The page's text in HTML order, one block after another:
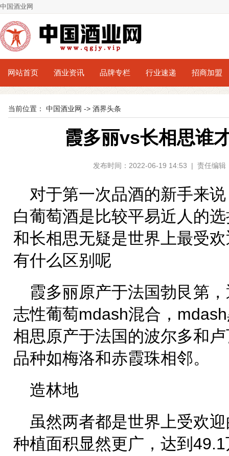
中国酒业网
网站首页 酒业资讯 品牌专栏 行业速递 招商加盟
当前位置： 中国酒业网 -> 酒界头条
霞多丽vs长相思谁
发布时间：2022-06-19 14:53 | 责任编
对于第一次品酒的新手来
白葡萄酒是比较平易近人的
和长相思无疑是世界上最受
有什么区别呢
霞多丽原产于法国勃艮第
志性葡萄mdash混合，
相思原产于法国的波尔多和
品种如梅洛和赤霞珠相邻。
造林地
虽然两者都是世界上受欢
种植面积显然更广，达到